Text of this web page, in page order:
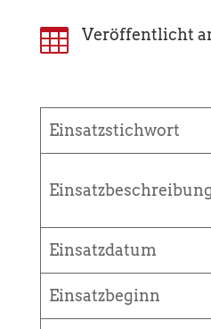
 Veröffentlicht
Einsatzstichwort
Einsatzdatum
Einsatzbeginn